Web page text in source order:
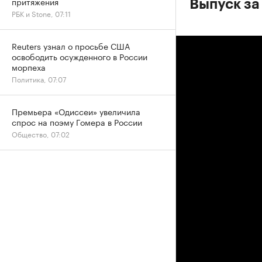
Выпуск
РБК и Stone, 07:11
Reuters узнал о просьбе США
освободить осужденного в России
морпеха
Политика, 07:07
Премьера «Одиссеи» увеличила
спрос на поэму Гомера в России
Общество, 07:02